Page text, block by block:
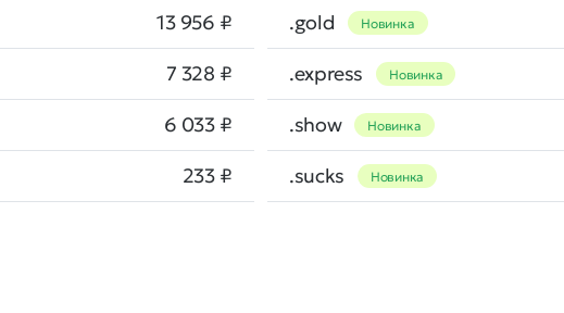
13 956 ₽ .gold Новинка
7 328 ₽ .express Новинка
6 033 ₽ .show Новинка
233 ₽ .sucks Новинка